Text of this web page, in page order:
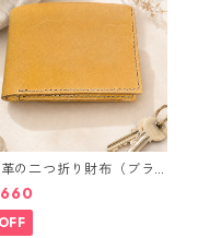
の二つ折り財布（ブラ
）